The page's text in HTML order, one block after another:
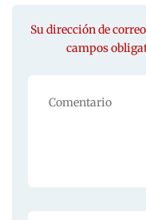
Su dirección de
campos